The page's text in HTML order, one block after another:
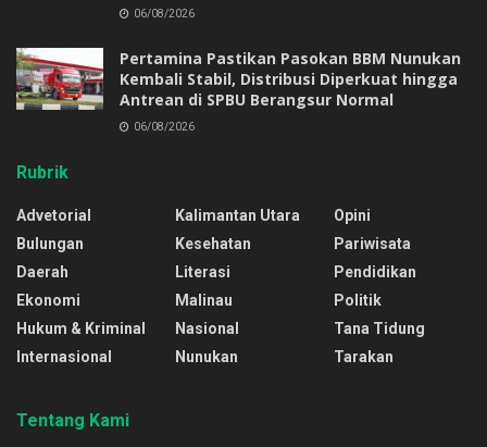
06/08/2026
Pertamina Pastikan Pasokan BBM Nunukan
Kembali Stabil, Distribusi Diperkuat hingga
Antrean di SPBU Berangsur Normal
06/08/2026
Rubrik
Advetorial
Bulungan
Daerah
Ekonomi
Hukum & Kriminal
Internasional
Kalimantan Utara
Kesehatan
Literasi
Malinau
Nasional
Nunukan
Opini
Pariwisata
Pendidikan
Politik
Tana Tidung
Tarakan
Tentang Kami